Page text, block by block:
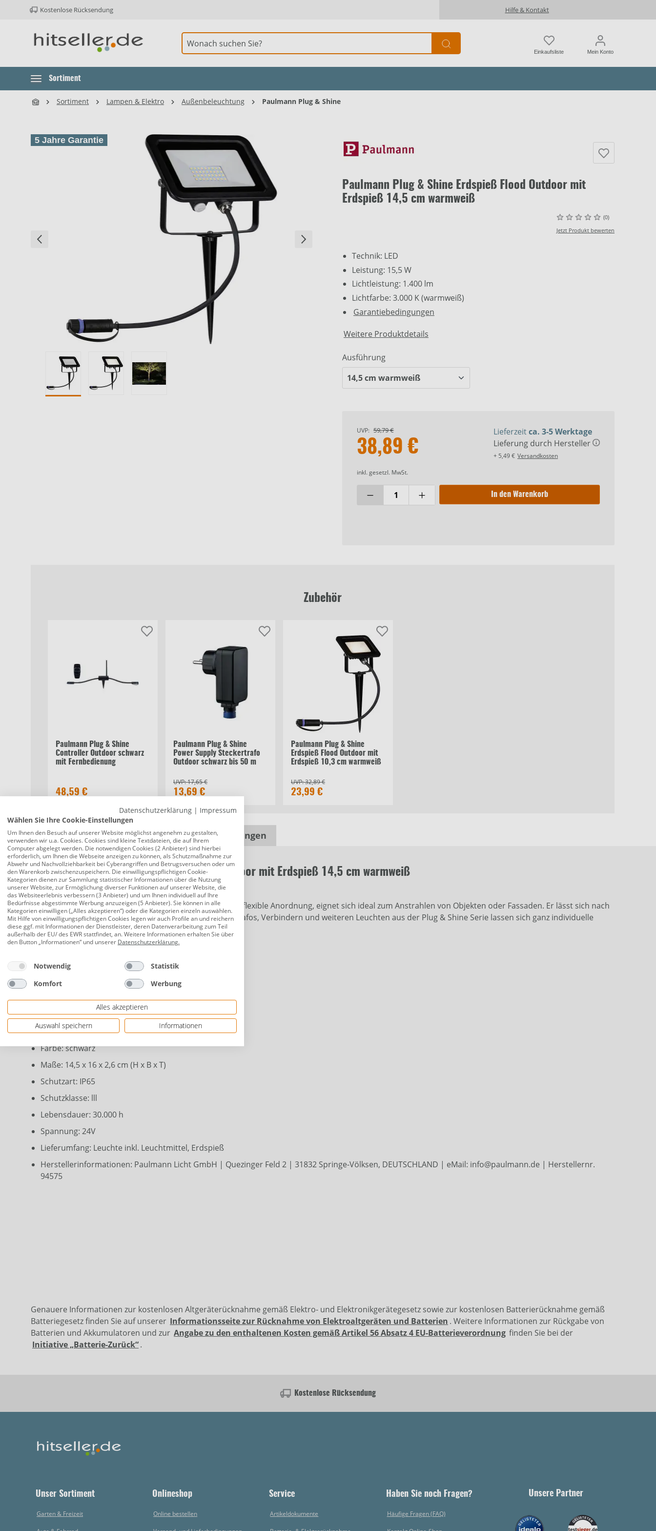
Hauptnavigation springen
Kostenlose Rücksendung Hilfe & Kontakt
Einkaufsliste Mein Konto
Sortiment
Sortiment Lampen & Elektro Außenbeleuchtung Paulmann Plug & Shine
5 Jahre Garantie
Paulmann Plug & Shine Erdspieß Flood Outdoor mit
Erdspieß 14,5 cm warmweiß
(0)
Jetzt Produkt bewerten
Technik: LED
Leistung: 15,5 W
Lichtleistung: 1.400 lm
Lichtfarbe: 3.000 K (warmweiß)
Garantiebedingungen
Weitere Produktdetails
Ausführung
38,89 €
UVP: 59,79 €
inkl. gesetzl. MwSt.
Lieferzeitca. 3-5 Werktage
Lieferung durch Hersteller
+ 5,49 € Versandkosten
In den Warenkorb
Zubehör
Paulmann Plug & Shine
Controller Outdoor schwarz
mit Fernbedienung
48,59 €
Paulmann Plug & Shine
Power Supply Steckertrafo
Outdoor schwarz bis 50 m
UVP:17,65 €
13,69 €
Paulmann Plug & Shine
Erdspieß Flood Outdoor mit
Erdspieß 10,3 cm warmweiß
UVP:32,89 €
23,99 €
Beschreibung Datenblätter Bewertungen
Paulmann Plug & Shine Erdspieß Flood Outdoor mit Erdspieß 14,5 cm warmweiß
Produktnummer:0773503813
Dieser Plug & Shine Fluter inklusive Montagespieß für die flexible Anordnung, eignet sich ideal zum Anstrahlen von Objekten oder Fassaden. Er lässt sich nach
Bedarf ausrichten und ist absolut wetterbeständig. Mit Trafos, Verbindern und weiteren Leuchten aus der Plug & Shine Serie lassen sich ganz individuelle
Lichtinstallation für den Außenbereich zusammenstellen.
Leistung: 15,5 W
Lichtleistung: 1.400 lm
Lichtfarbe: 3.000 K (warmweiß)
Dimmbar: nein
Material: Aluminium
Farbe: schwarz
Maße: 14,5 x 16 x 2,6 cm (H x B x T)
Schutzart: IP65
Schutzklasse: lll
Lebensdauer: 30.000 h
Spannung: 24V
Lieferumfang: Leuchte inkl. Leuchtmittel, Erdspieß
Herstellerinformationen: Paulmann Licht GmbH | Quezinger Feld 2 | 31832 Springe-Völksen, DEUTSCHLAND | eMail: info@paulmann.de | Herstellernr.
94575
Genauere Informationen zur kostenlosen Altgeräterücknahme gemäß Elektro- und Elektronikgerätegesetz sowie zur kostenlosen Batterierücknahme gemäß
Batteriegesetz finden Sie auf unserer Informationsseite zur Rücknahme von Elektroaltgeräten und Batterien . Weitere Informationen zur Rückgabe von
Batterien und Akkumulatoren und zur Angabe zu den enthaltenen Kosten gemäß Artikel 56 Absatz 4 EU-Batterieverordnung finden Sie bei der
Initiative „Batterie-Zurück“.
Kostenlose Rücksendung
Unser Sortiment
Garten & Freizeit
Onlineshop
Online bestellen
Service
Artikeldokumente
Haben Sie noch Fragen?
Häufige Fragen (FAQ)
Unsere Partner
Datenschutzerklärung | Impressum
Wählen Sie Ihre Cookie-Einstellungen
Um Ihnen den Besuch auf unserer Website möglichst angenehm zu gestalten,
verwenden wir u.a. Cookies. Cookies sind kleine Textdateien, die auf Ihrem
Computer abgelegt werden. Die notwendigen Cookies (2 Anbieter) sind hierbei
erforderlich, um Ihnen die Webseite anzeigen zu können, als Schutzmaßnahme zur
Abwehr und Nachvollziehbarkeit bei Cyberangriffen und Betrugsversuchen oder um
den Warenkorb zwischenzuspeichern. Die einwilligungspflichtigen Cookie-
Kategorien dienen zur Sammlung statistischer Informationen über die Nutzung
unserer Website, zur Ermöglichung diverser Funktionen auf unserer Website, die
das Websiteerlebnis verbessern (3 Anbieter) und um Ihnen individuell auf Ihre
Bedürfnisse abgestimmte Werbung anzuzeigen (5 Anbieter). Sie können in alle
Kategorien einwilligen („Alles akzeptieren“) oder die Kategorien einzeln auswählen.
Mit Hilfe von einwilligungspflichtigen Cookies legen wir auch Profile an und reichern
diese ggf. mit Informationen der Dienstleister, deren Datenverarbeitung zum Teil
außerhalb der EU/ des EWR stattfindet, an. Weitere Informationen erhalten Sie über
den Button „Informationen“ und unserer Datenschutzerklärung.
Notwendig
Statistik
Komfort
Werbung
Alles akzeptieren
Auswahl speichern
Informationen